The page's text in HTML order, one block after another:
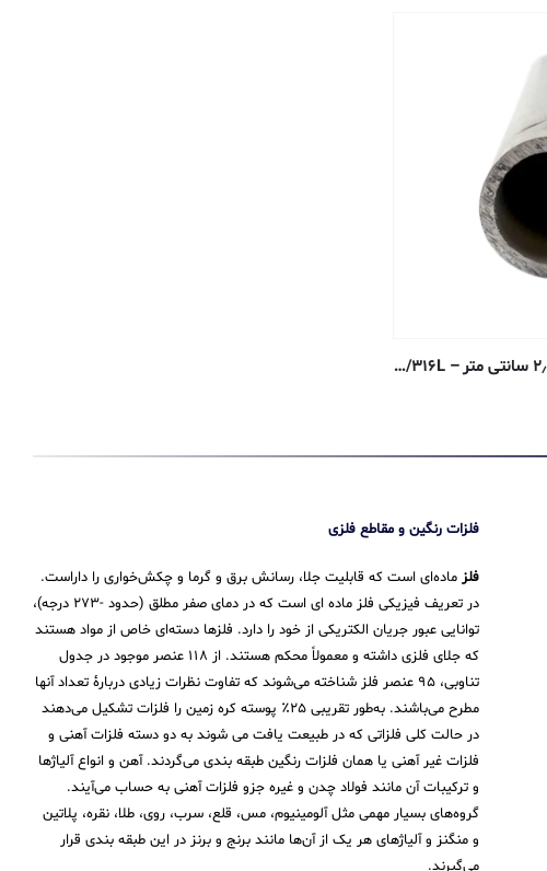
لوله استیل شماره ۸۰ – ۲٫۵۴ سانتی متر – ۳۱۶/۳۱۶L جوش داده شده
فلزات رنگین و مقاطع فلزی
فلز ماده‌ای است که قابلیت جلا، رسانش برق و گرما و چکش‌خواری را داراست.
در تعریف فیزیکی فلز ماده ای است که در دمای صفر مطلق (حدود -۲۷۳ درجه)،
توانایی عبور جریان الکتریکی از خود را دارد. فلزها دسته‌ای خاص از مواد هستند
که جلای فلزی داشته و معمولاً محکم هستند. از ۱۱۸ عنصر موجود در جدول
تناوبی، ۹۵ عنصر فلز شناخته می‌شوند که تفاوت نظرات زیادی دربارهٔ تعداد آنها
مطرح می‌باشند. به‌طور تقریبی ۲۵٪ پوسته کره زمین را فلزات تشکیل می‌دهند
در حالت کلی فلزاتی که در طبیعت یافت می شوند به دو دسته فلزات آهنی و
فلزات غیر آهنی یا همان فلزات رنگین طبقه بندی می‌گردند. آهن و انواع آلیاژها
و ترکیبات آن مانند فولاد چدن و غیره جزو فلزات آهنی به حساب می‌‌آیند.
گروه‌های بسیار مهمی مثل آلومینیوم، مس، قلع، سرب، روی، طلا، نقره، پلاتین
و منگنز و آلیاژهای هر یک از آن‌ها مانند برنج و برنز در این طبقه‌ بندی قرار
می‌‌گیرند.